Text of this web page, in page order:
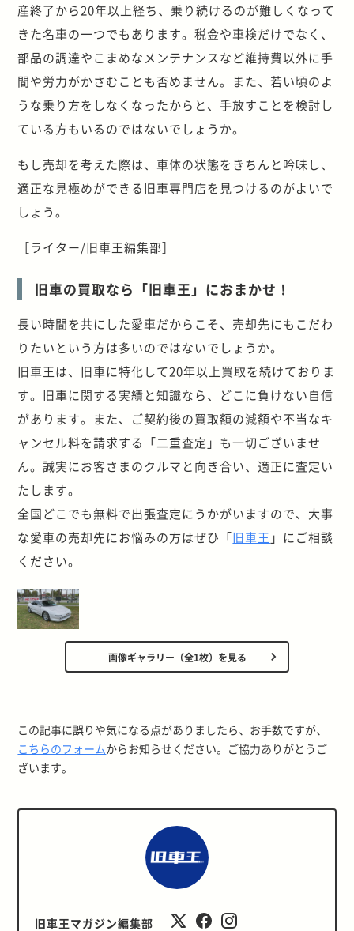
産終了から20年以上経ち、乗り続けるのが難しくなって
きた名車の一つでもあります。税金や車検だけでなく、
部品の調達やこまめなメンテナンスなど維持費以外に手
間や労力がかさむことも否めません。また、若い頃のよ
うな乗り方をしなくなったからと、手放すことを検討し
ている方もいるのではないでしょうか。
もし売却を考えた際は、車体の状態をきちんと吟味し、
適正な見極めができる旧車専門店を見つけるのがよいで
しょう。
［ライター/旧車王編集部］
旧車の買取なら「旧車王」におまかせ！
長い時間を共にした愛車だからこそ、売却先にもこだわ
りたいという方は多いのではないでしょうか。
旧車王は、旧車に特化して20年以上買取を続けておりま
す。旧車に関する実績と知識なら、どこに負けない自信
があります。また、ご契約後の買取額の減額や不当なキ
ャンセル料を請求する「二重査定」も一切ございませ
ん。誠実にお客さまのクルマと向き合い、適正に査定い
たします。
全国どこでも無料で出張査定にうかがいますので、大事
な愛車の売却先にお悩みの方はぜひ「旧車王 」にご相談
ください。
画像ギャラリー（全1枚）を見る
この記事に誤りや気になる点がありましたら、お手数ですが、
こちらのフォームからお知らせください。ご協力ありがとうご
ざいます。
旧車王マガジン編集部